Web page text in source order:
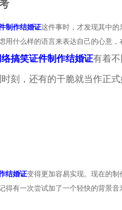
制作结婚证这件事时，才发现其中
用什么样的语言来表达自己的心意，
络搞笑证件制作结婚证有着
刻，还有的干脆就当作正式
结婚证变得更加容易实现。现在的制
得有一次尝试加了一个轻快的背景